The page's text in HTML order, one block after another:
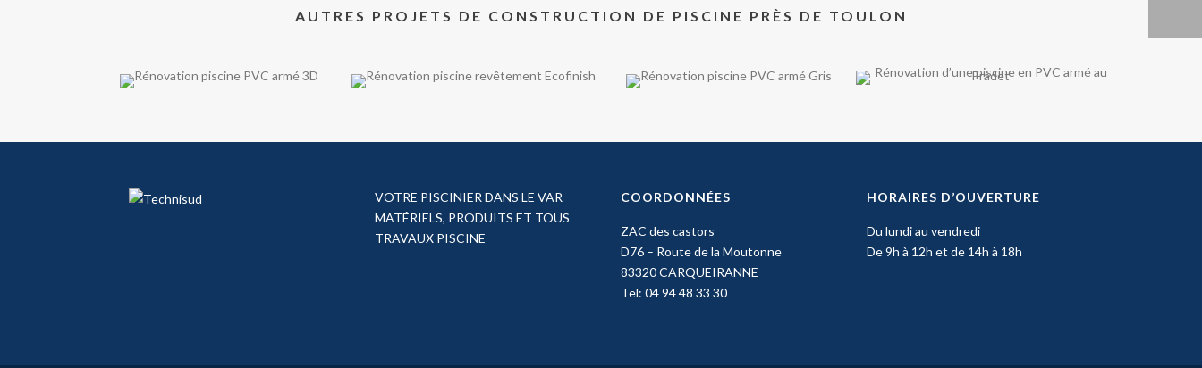
AUTRES PROJETS DE CONSTRUCTION DE PISCINE PRÈS DE TOULON
VOTRE PISCINIER DANS LE VAR
MATÉRIELS, PRODUITS ET TOUS
TRAVAUX PISCINE
COORDONNÉES
ZAC des castors
D76 – Route de la Moutonne
83320 CARQUEIRANNE
Tel: 04 94 48 33 30
HORAIRES D’OUVERTURE
Du lundi au vendredi
De 9h à 12h et de 14h à 18h